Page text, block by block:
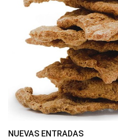
NUEVAS ENTRADAS